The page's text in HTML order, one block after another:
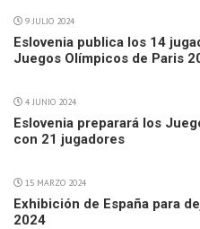
9 JULIO 2024
Eslovenia publica los 14
Juegos Olímpicos de Paris
4 JUNIO 2024
Eslovenia preparará los
con 21 jugadores
15 MARZO 2024
Exhibición de España para
2024